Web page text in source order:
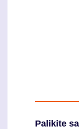
Palikite